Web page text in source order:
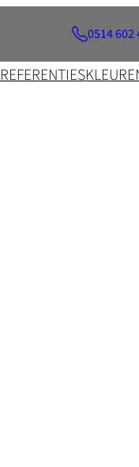
0514 602
REFERENTIES